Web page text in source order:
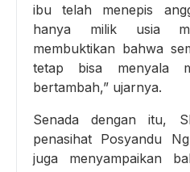
ibu telah menepis
hanya milik usia
membuktikan bahwa
tetap bisa menyala
bertambah,” ujarnya.
Senada dengan itu,
penasihat Posyandu
juga menyampaikan